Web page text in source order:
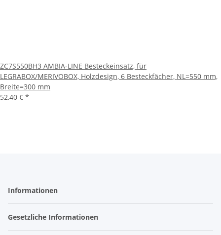
ZC7S550BH3 AMBIA-LINE Besteckeinsatz, für
LEGRABOX/MERIVOBOX, Holzdesign, 6 Besteckfächer, NL=550 mm,
Breite=300 mm
52,40 € *
Informationen
Gesetzliche Informationen